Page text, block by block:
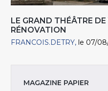
LE GRAND THÉÂTRE
RÉNOVATION
FRANCOIS.DETRY le 07/
MAGAZINE PAPIER